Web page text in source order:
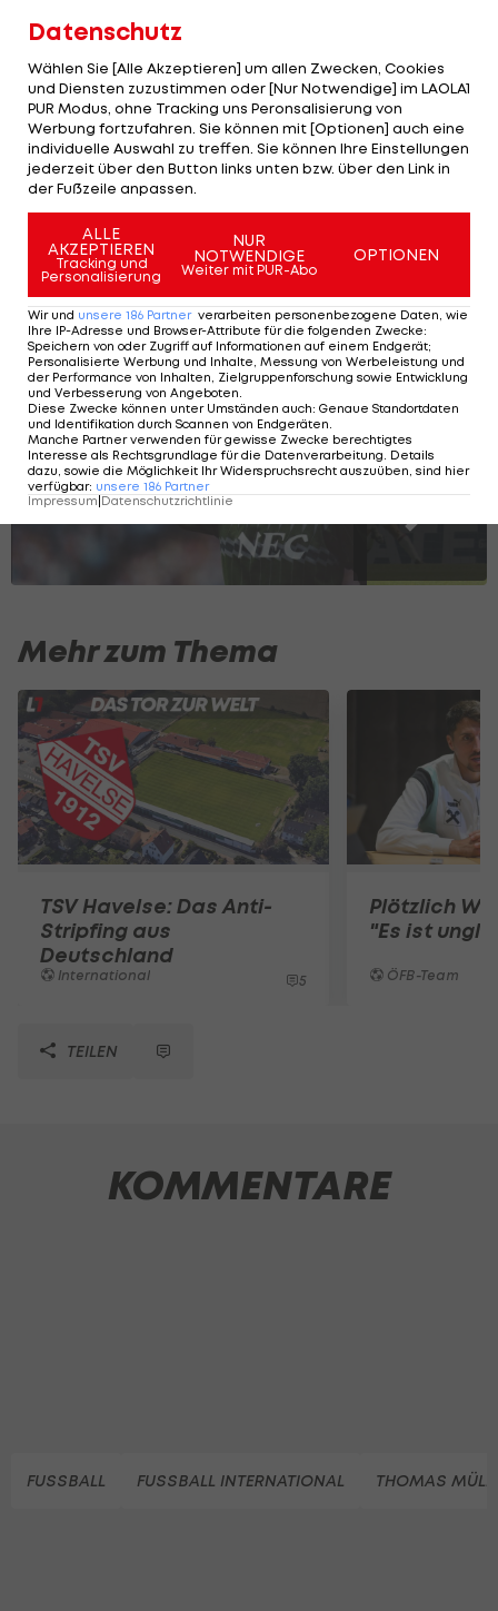
International
TSV Havelse: Das Anti-
Stripfing aus
International
Die Fußballer mit den meisten Spielen
für einen Verein
SLIDESHOW
STARTEN
Mehr zum Thema
TSV Havelse: Das Anti-
Stripfing aus
Deutschland
International 5
Plötzlich
"Es ist
ÖFB-Team
TEILEN
KOMMENTARE
FUSSBALL FUSSBALL INTERNATIONAL THOMAS
Datenschutz
Wählen Sie [Alle Akzeptieren] um allen Zwecken, Cookies
und Diensten zuzustimmen oder [Nur Notwendige] im LAOLA1
PUR Modus, ohne Tracking uns Peronsalisierung von
Werbung fortzufahren. Sie können mit [Optionen] auch eine
individuelle Auswahl zu treffen. Sie können Ihre Einstellungen
jederzeit über den Button links unten bzw. über den Link in
der Fußzeile anpassen.
ALLE
AKZEPTIEREN
Tracking und
Personalisierung
NUR
NOTWENDIGE
Weiter mit PUR-Abo
OPTIONEN
Wir und unsere 186 Partner verarbeiten personenbezogene Daten, wie
Ihre IP-Adresse und Browser-Attribute für die folgenden Zwecke:
Speichern von oder Zugriff auf Informationen auf einem Endgerät;
Personalisierte Werbung und Inhalte, Messung von Werbeleistung und
der Performance von Inhalten, Zielgruppenforschung sowie Entwicklung
und Verbesserung von Angeboten.
Diese Zwecke können unter Umständen auch: Genaue Standortdaten
und Identifikation durch Scannen von Endgeräten.
Manche Partner verwenden für gewisse Zwecke berechtigtes
Interesse als Rechtsgrundlage für die Datenverarbeitung. Details
dazu, sowie die Möglichkeit Ihr Widerspruchsrecht auszuüben, sind hier
verfügbar: unsere 186 Partner
Impressum Datenschutzrichtlinie